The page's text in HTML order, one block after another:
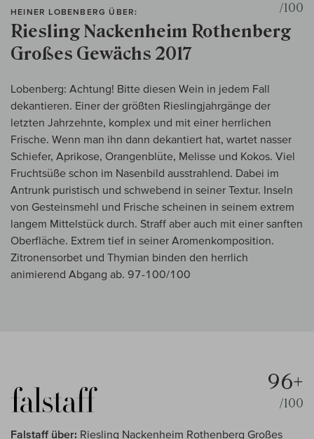
HEINER LOBENBERG ÜBER:
Riesling Nackenheim Rothenberg
Großes Gewächs 2017
/100
Lobenberg: Achtung! Bitte diesen Wein in jedem Fall
dekantieren. Einer der größten Rieslingjahrgänge der
letzten Jahrzehnte, komplex und mit einer herrlichen
Frische. Wenn man ihn dann dekantiert hat, wartet nasser
Schiefer, Aprikose, Orangenblüte, Melisse und Kokos. Viel
Fruchtsüße schon im Nasenbild ausstrahlend. Dabei im
Antrunk puristisch und schwebend in seiner Textur. Inseln
von Gesteinsmehl und Frische scheinen in seinem extrem
langem Mittelstück durch. Straff aber auch mit einer sanften
Oberfläche. Extrem tief in seiner Aromenkomposition.
Zitronensorbet und Thymian binden den herrlich
animierend Abgang ab. 97-100/100
96+
/100
Falstaff über: Riesling Nackenheim Rothenberg Großes